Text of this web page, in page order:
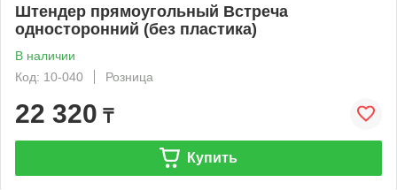
Штендер прямоугольный Встреча
односторонний (без пластика)
В наличии
Код: 10-040
Розница
22 320 ₸
Купить